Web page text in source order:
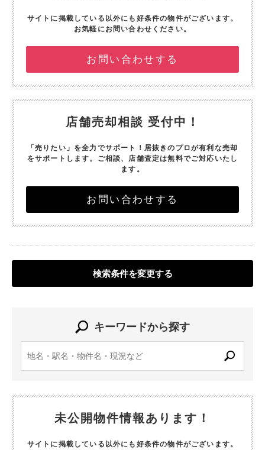
サイトに掲載している以外にも好条件の物件がございます。
お気軽にお問い合わせください。
お問い合わせする
店舗売却相談 受付中！
「売りたい」を全力でサポート！ 居抜きのプロが有利な売却
をサポートします。 ご相談、店舗査定は無料でご対応いたし
ます。
お問い合わせする
検索条件を変更する
キーワードから探す
未公開物件情報あります！
サイトに掲載している以外にも好条件の物件がございます。